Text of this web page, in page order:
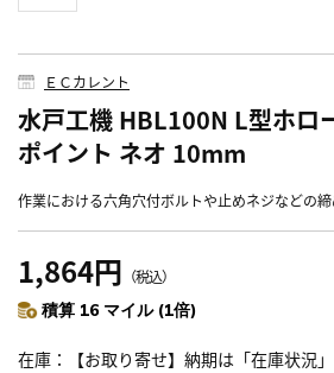
ＥＣカレント
水戸工機 HBL100N L型ホロ
ポイント ネオ 10mm
作業における六角穴付ボルトや止めネジなどの締
1,864円 （税込）
積算 16 マイル (1倍)
在庫 【お取り寄せ】納期は「在庫状況